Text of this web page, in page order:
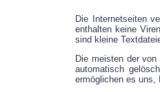
Die Internetseiten
enthalten keine
sind kleine
Die meisten der von
automatisch
ermöglichen es uns,